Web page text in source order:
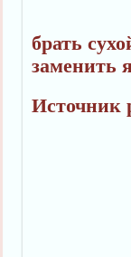
брать
заменить
Источник